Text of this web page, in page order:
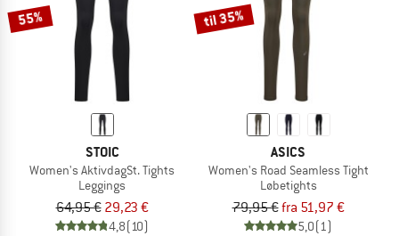
55%
STOIC
Women's AktivdagSt. Tights
Leggings
64,95 € 29,23 €
4,8(10)
til 35%
ASICS
Women's Road Seamless Tight
Løbetights
79,95 €fra 51,97 €
5,0(1)